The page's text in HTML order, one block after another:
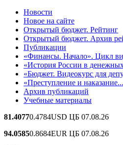
Новости
Новое на сайте
Открытый бюджет. Рейтинг
Открытый бюджет. Архив
Публикации
«Финансы. Начало». Цикл
«История России в
«Бюджет. Видеокурс для
«Преступление и
Архив публикаций
Учебные материалы
81.40770.4784USD ЦБ 07.08.26
94.05850.8684EUR ЦБ 07.08.26